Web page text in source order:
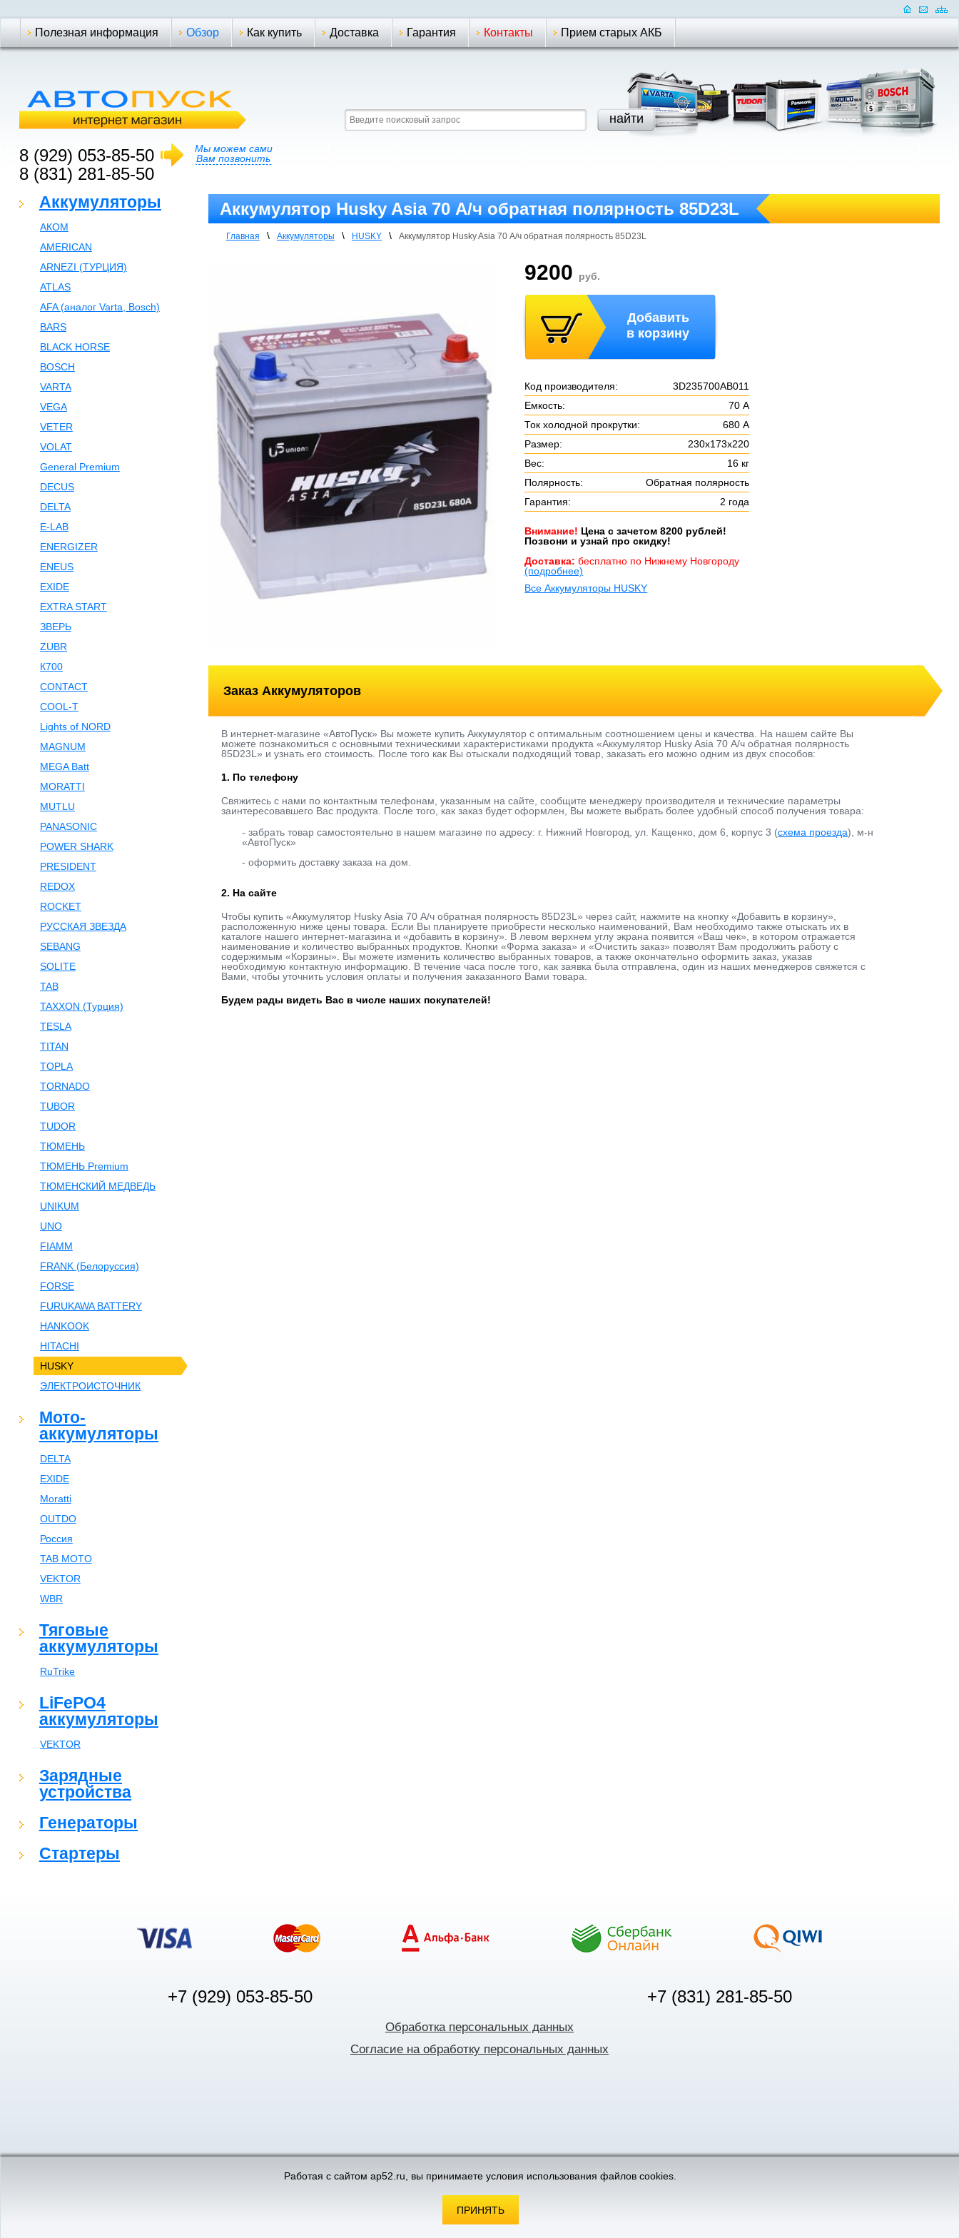
Полезная информация Обзор Как купить Доставка Гарантия Контакты Прием старых АКБ
8 (929) 053-85-50
8 (831) 281-85-50
Мы можем сами
Вам позвонить
Аккумуляторы
АКОМ
AMERICAN
ARNEZI (ТУРЦИЯ)
ATLAS
AFA (аналог Varta, Bosch)
BARS
BLACK HORSE
BOSCH
VARTA
VEGA
VETER
VOLAT
General Premium
DECUS
DELTA
E-LAB
ENERGIZER
ENEUS
EXIDE
EXTRA START
ЗВЕРЬ
ZUBR
К700
CONTACT
COOL-T
Lights of NORD
MAGNUM
MEGA Batt
MORATTI
MUTLU
PANASONIC
POWER SHARK
PRESIDENT
REDOX
ROCKET
РУССКАЯ ЗВЕЗДА
SEBANG
SOLITE
TAB
TAXXON (Турция)
TESLA
TITAN
TOPLA
TORNADO
TUBOR
TUDOR
ТЮМЕНЬ
ТЮМЕНЬ Premium
ТЮМЕНСКИЙ МЕДВЕДЬ
UNIKUM
UNO
FIAMM
FRANK (Белоруссия)
FORSE
FURUKAWA BATTERY
HANKOOK
HITACHI
HUSKY
ЭЛЕКТРОИСТОЧНИК
Мото-
аккумуляторы
DELTA
EXIDE
Moratti
OUTDO
Россия
TAB MOTO
VEKTOR
WBR
Тяговые
аккумуляторы
RuTrike
LiFePO4
аккумуляторы
VEKTOR
Зарядные
устройства
Генераторы
Стартеры
Аккумулятор Husky Asia 70 А/ч обратная полярнoсть 85D23L
Главная \ Аккумуляторы \ HUSKY \ Аккумулятор Husky Asia 70 А/ч обратная полярнoсть 85D23L
9200 руб.
Добавить
в корзину
Код производителя:
3D235700AB011
Емкость:
70 А
Ток холодной прокрутки:
680 А
Размер:
230х173х220
Вес:
16 кг
Полярность:
Обратная полярность
Гарантия:
2 года
Внимание! Цена с зачетом 8200 рублей!
Позвони и узнай про скидку!
Доставка: бесплатно по Нижнему Новгороду
(подробнее)
Все Аккумуляторы HUSKY
Заказ Аккумуляторов
В интернет-магазине «АвтоПуск» Вы можете купить Аккумулятор с оптимальным соотношением цены и качества. На нашем сайте Вы
можете познакомиться с основными техническими характеристиками продукта «Аккумулятор Husky Asia 70 А/ч обратная полярнoсть
85D23L» и узнать его стоимость. После того как Вы отыскали подходящий товар, заказать его можно одним из двух способов:
1. По телефону
Свяжитесь с нами по контактным телефонам, указанным на сайте, сообщите менеджеру производителя и технические параметры
заинтересовавшего Вас продукта. После того, как заказ будет оформлен, Вы можете выбрать более удобный способ получения товара:
- забрать товар самостоятельно в нашем магазине по адресу: г. Нижний Новгород, ул. Кащенко, дом 6, корпус 3 (схема проезда), м-н
«АвтоПуск»
- оформить доставку заказа на дом.
2. На сайте
Чтобы купить «Аккумулятор Husky Asia 70 А/ч обратная полярнoсть 85D23L» через сайт, нажмите на кнопку «Добавить в корзину»,
расположенную ниже цены товара. Если Вы планируете приобрести несколько наименований, Вам необходимо также отыскать их в
каталоге нашего интернет-магазина и «добавить в корзину». В левом верхнем углу экрана появится «Ваш чек», в котором отражается
наименование и количество выбранных продуктов. Кнопки «Форма заказа» и «Очистить заказ» позволят Вам продолжить работу с
содержимым «Корзины». Вы можете изменить количество выбранных товаров, а также окончательно оформить заказ, указав
необходимую контактную информацию. В течение часа после того, как заявка была отправлена, один из наших менеджеров свяжется с
Вами, чтобы уточнить условия оплаты и получения заказанного Вами товара.
Будем рады видеть Вас в числе наших покупателей!
+7 (929) 053-85-50 +7 (831) 281-85-50
Обработка персональных данных
Согласие на обработку персональных данных
Работая с сайтом ap52.ru, вы принимаете условия использования файлов cookies.
ПРИНЯТЬ